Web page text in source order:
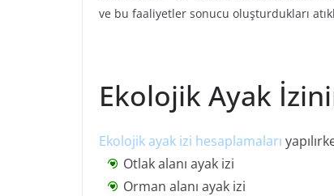
ve bu faaliyetler sonucu oluşturdukları
Ekolojik Ayak
Ekolojik ayak izi hesaplamaları
Otlak alanı ayak izi
Orman alanı ayak izi